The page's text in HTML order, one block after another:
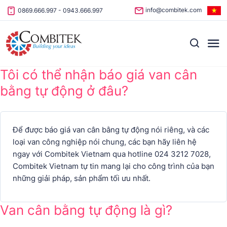
Skip to content
0869.666.997 - 0943.666.997 info@combitek.com
Tôi có thể nhận báo giá van cân
bằng tự động ở đâu?
Để được báo giá van cân bằng tự động nói riêng, và các
loại van công nghiệp nói chung, các bạn hãy liên hệ
ngay với Combitek Vietnam qua hotline 024 3212 7028,
Combitek Vietnam tự tin mang lại cho công trình của bạn
những giải pháp, sản phẩm tối ưu nhất.
Van cân bằng tự động là gì?